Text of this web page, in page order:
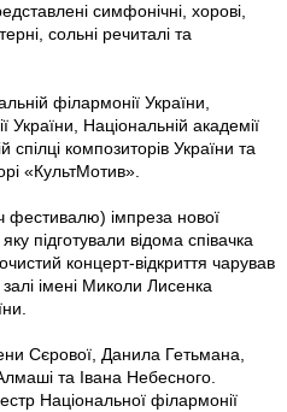
симфонічні, хорові,
сольні речиталі та
філармонії України,
України, Національній академії
спілці композиторів України та
«КультМотив».
фестивалю) імпреза нової
підготували відома співачка
концерт-відкриття чарував
імені Миколи Лисенка
Сєрової, Данила Гетьмана,
та Івана Небесного.
Національної філармонії